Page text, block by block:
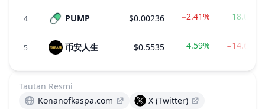
4 PUMP $0.00236 −2.41% 18.07%
5 币安人生 $0.5535 4.59% −14.64%
Tautan Resmi
Konanofkaspa.com
X (Twitter)